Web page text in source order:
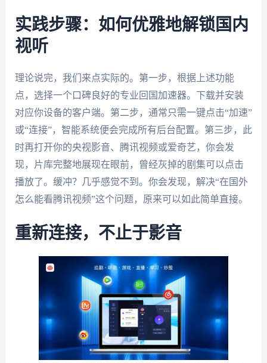
实践步骤：如何优雅地解锁国内
视听
理论说完，我们来点实际的。第一步，根据上述功能
点，选择一个口碑良好的专业回国加速器。下载并安装
对应你设备的客户端。第二步，通常只需一键点击“加速”
或“连接”，智能系统便会完成所有后台配置。第三步，此
时再打开你的央视影音、腾讯视频或爱奇艺，你会发
现，片库完整地展现在眼前，曾经灰掉的剧集可以点击
播放了。缓冲？几乎感觉不到。你会发现，解决“在国外
怎么能看腾讯视频”这个问题，原来可以如此简单直接。
重新连接，不止于影音